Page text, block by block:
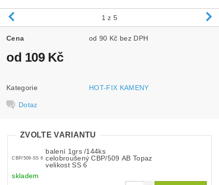
1 z 5
Cena od 90 Kč bez DPH
od 109 Kč
Kategorie HOT-FIX KAMENY
Dotaz
ZVOLTE VARIANTU
CBP/509-SS 6
balení 1grs /144ks
celobroušený CBP/509 AB Topaz
velikost SS 6
skladem